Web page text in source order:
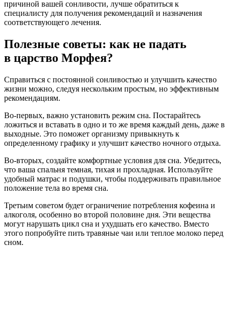
причиной вашей сонливости, лучше обратиться к
специалисту для получения рекомендаций и назначения
соответствующего лечения.
Полезные советы: как не падать
в царство Морфея?
Справиться с постоянной сонливостью и улучшить качество
жизни можно, следуя нескольким простым, но эффективным
рекомендациям.
Во-первых, важно установить режим сна. Постарайтесь
ложиться и вставать в одно и то же время каждый день, даже в
выходные. Это поможет организму привыкнуть к
определенному графику и улучшит качество ночного отдыха.
Во-вторых, создайте комфортные условия для сна. Убедитесь,
что ваша спальня темная, тихая и прохладная. Используйте
удобный матрас и подушки, чтобы поддерживать правильное
положение тела во время сна.
Третьим советом будет ограничение потребления кофеина и
алкоголя, особенно во второй половине дня. Эти вещества
могут нарушать цикл сна и ухудшать его качество. Вместо
этого попробуйте пить травяные чаи или теплое молоко перед
сном.